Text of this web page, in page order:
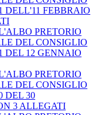
DELL'11 FEBBRAIO
PRETORIO
DEL CONSIGLIO
DEL 12 GENNAIO
PRETORIO
DEL CONSIGLIO
DEL 30
3 ALLEGATI